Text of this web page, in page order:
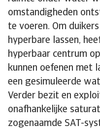
omstandigheden
te voeren. Om
hyperbare lassen,
hyperbaar centrum
kunnen oefenen met
een gesimuleerde
Verder bezit en
onafhankelijke
zogenaamde SAT-